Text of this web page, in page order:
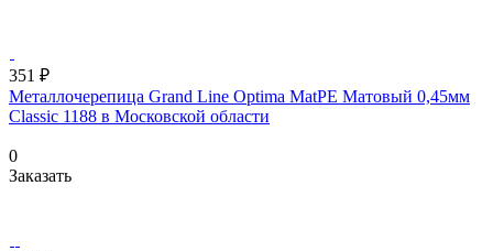
351 ₽
Металлочерепица Grand Line Optima MatPE Матовый 0,45мм
Classic 1188 в Московской области
0
Заказать